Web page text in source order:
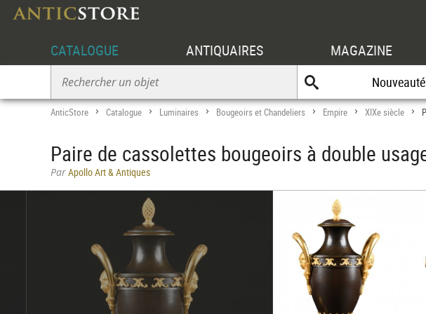
CATALOGUE ANTIQUAIRES MAGAZINE
AnticStore > Catalogue > Luminaires > Bougeoirs et Chandeliers > Empire > XIXe siècle >
Paire de cassolettes bougeoirs à double
ParApollo Art & Antiques